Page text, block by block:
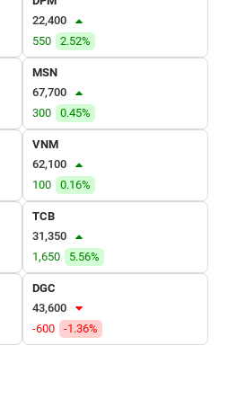
22,400
550
2.52%
MSN
67,700
300
0.45%
VNM
62,100
100
0.16%
TCB
31,350
1,650
5.56%
DGC
43,600
-600
-1.36%